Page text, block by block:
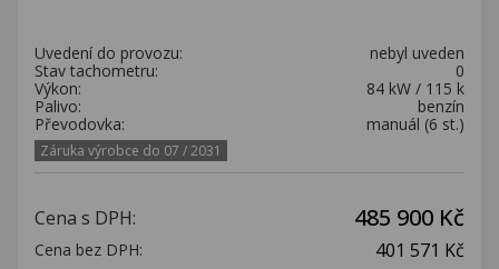
Uvedení do provozu:
nebyl uveden
Stav tachometru:
0
Výkon:
84 kW / 115 k
Palivo:
benzín
Převodovka:
manuál (6 st.)
Záruka výrobce do 07 / 2031
Cena s DPH: 485 900 Kč
Cena bez DPH: 401 571 Kč